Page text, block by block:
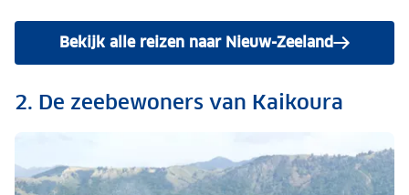
Bekijk alle reizen naar Nieuw-Zeeland
2. De zeebewoners van Kaikoura